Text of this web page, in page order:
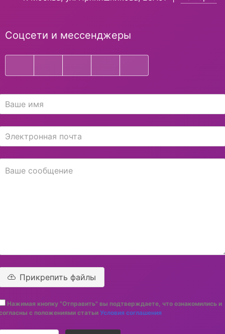
Соцсети и мессенджеры
Прикрепить файлы
Нажимая кнопку "Отправить" вы подтверждаете, что ознакомились и
с положениями статьи Условия соглашения